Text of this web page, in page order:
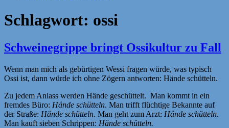
Schlagwort: ossi
Schweinegrippe bringt Ossikultur zu Fall
Wenn man mich als gebürtigen Wessi fragen würde, was typisch
Ossi ist, dann würde ich ohne Zögern antworten: Hände schütteln.
Zu jedem Anlass werden Hände geschüttelt. Man kommt in ein
fremdes Büro: Hände schütteln. Man trifft flüchtige Bekannte auf
der Straße: Hände schütteln. Man geht zum Arzt: Hände schütteln.
Man kauft sieben Schrippen: Hände schütteln.